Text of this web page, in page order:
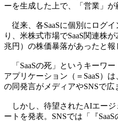
ーを生成した上で、「営業」が
従来、各SaaSに個別にログ
り、米株式市場でSaaS関連株
兆円）の株価暴落があったと報
「SaaSの死」というキーワ
アプリケーション（＝SaaS）
の同発言がメディアやSNSで広
しかし、待望されたAIエージ
ートを発表。SNSでは「『